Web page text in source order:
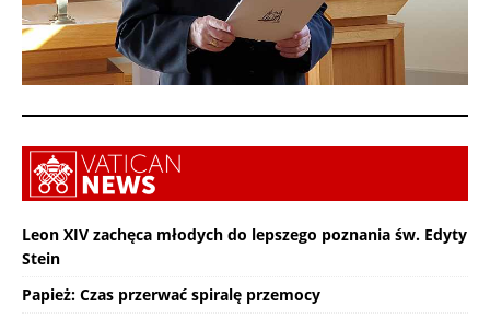
Leon XIV zachęca młodych do lepszego poznania św. Edyty
Stein
Papież: Czas przerwać spiralę przemocy